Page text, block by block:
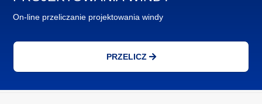
On-line przeliczanie projektowania windy
PRZELICZ